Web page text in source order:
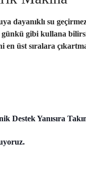
su geçirmez
gibi kullana
üst sıralara
Yanısıra